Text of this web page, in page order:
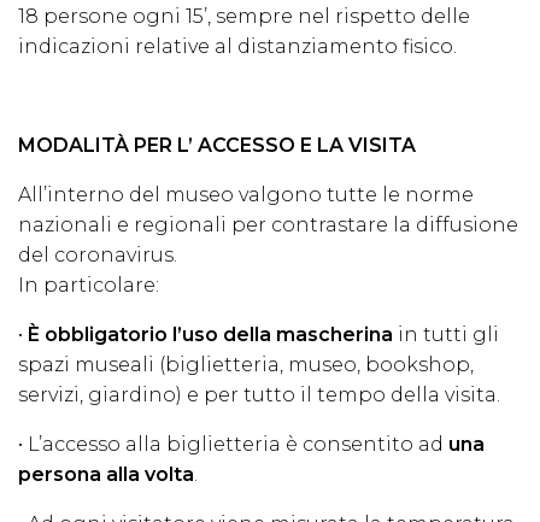
18 persone ogni 15’, sempre nel rispetto delle
indicazioni relative al distanziamento fisico.
MODALITÀ PER L’ ACCESSO E LA VISITA
All’interno del museo valgono tutte le norme
nazionali e regionali per contrastare la diffusione
del coronavirus.
In particolare:
• È obbligatorio l’uso della mascherina in tutti gli
spazi museali (biglietteria, museo, bookshop,
servizi, giardino) e per tutto il tempo della visita.
• L’accesso alla biglietteria è consentito ad una
persona alla volta.